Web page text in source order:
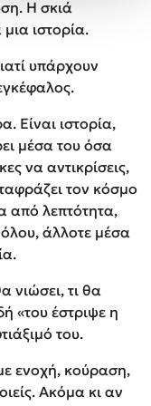
Η σκιά
ιστορία.
υπάρχουν
Είναι ιστορία,
μέσα του όσα
να αντικρίσεις,
τον κόσμο
από λεπτότητα,
άλλοτε μέσα
νιώσει, τι θα
«του έστριψε η
του.
ενοχή, κούραση,
Ακόμα κι αν